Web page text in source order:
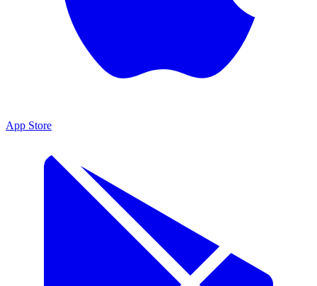
App Store